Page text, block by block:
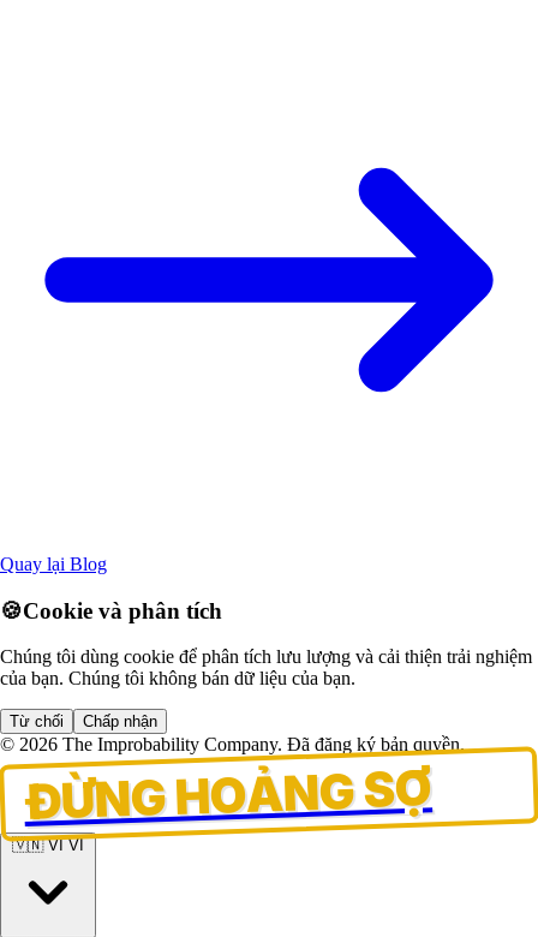
Quay lại Blog
🍪Cookie và phân tích
Chúng tôi dùng cookie để phân tích lưu lượng và cải thiện trải nghiệm
của bạn. Chúng tôi không bán dữ liệu của bạn.
Từ chối Chấp nhận
© 2026 The Improbability Company. Đã đăng ký bản quyền.
ĐỪNG HOẢNG SỢ
🇻🇳 VI VI